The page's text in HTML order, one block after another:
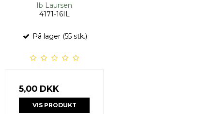
Ib Laursen
4171-16IL
På lager (55 stk.)
5,00 DKK
VIS PRODUKT